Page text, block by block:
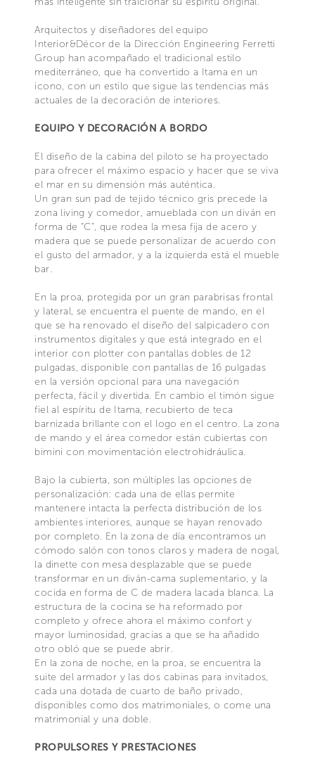
Arquitectos y diseñadores del equipo
Interior&Décor de la Dirección Engineering Ferretti
Group han acompañado el tradicional estilo
mediterráneo, que ha convertido a Itama en un
icono, con un estilo que sigue las tendencias más
actuales de la decoración de interiores.
EQUIPO Y DECORACIÓN A BORDO
El diseño de la cabina del piloto se ha proyectado
para ofrecer el máximo espacio y hacer que se viva
el mar en su dimensión más auténtica.
Un gran sun pad de tejido técnico gris precede la
zona living y comedor, amueblada con un diván en
forma de “C”, que rodea la mesa fija de acero y
madera que se puede personalizar de acuerdo con
el gusto del armador, y a la izquierda está el mueble
bar.
En la proa, protegida por un gran parabrisas frontal
y lateral, se encuentra el puente de mando, en el
que se ha renovado el diseño del salpicadero con
instrumentos digitales y que está integrado en el
interior con plotter con pantallas dobles de 12
pulgadas, disponible con pantallas de 16 pulgadas
en la versión opcional para una navegación
perfecta, fácil y divertida. En cambio el timón sigue
fiel al espíritu de Itama, recubierto de teca
barnizada brillante con el logo en el centro. La zona
de mando y el área comedor están cubiertas con
bimini con movimentación electrohidráulica.
Bajo la cubierta, son múltiples las opciones de
personalización: cada una de ellas permite
mantenere intacta la perfecta distribución de los
ambientes interiores, aunque se hayan renovado
por completo. En la zona de día encontramos un
cómodo salón con tonos claros y madera de nogal,
la dinette con mesa desplazable que se puede
transformar en un diván-cama suplementario, y la
cocida en forma de C de madera lacada blanca. La
estructura de la cocina se ha reformado por
completo y ofrece ahora el máximo confort y
mayor luminosidad, gracias a que se ha añadido
otro obló que se puede abrir.
En la zona de noche, en la proa, se encuentra la
suite del armador y las dos cabinas para invitados,
cada una dotada de cuarto de baño privado,
disponibles como dos matrimoniales, o come una
matrimonial y una doble.
PROPULSORES Y PRESTACIONES